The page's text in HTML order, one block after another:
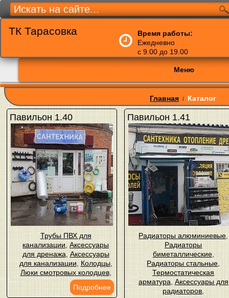
ТК Тарасовка
Время работы:
Ежедневно
с 9.00 до 19.00
Меню
Главная / Каталог
Павильон 1.40
Трубы ПВХ для
канализации ,Аксессуары
для дренажа Аксессуары
для канализации
Колодцы,
Люки смотровых колодцев,
Подробнее
Павильон 1.41
Радиаторы алюминиевые
Радиаторы
биметаллические,
Радиаторы стальные
Термостатическая
арматура Аксессуары для
радиаторов